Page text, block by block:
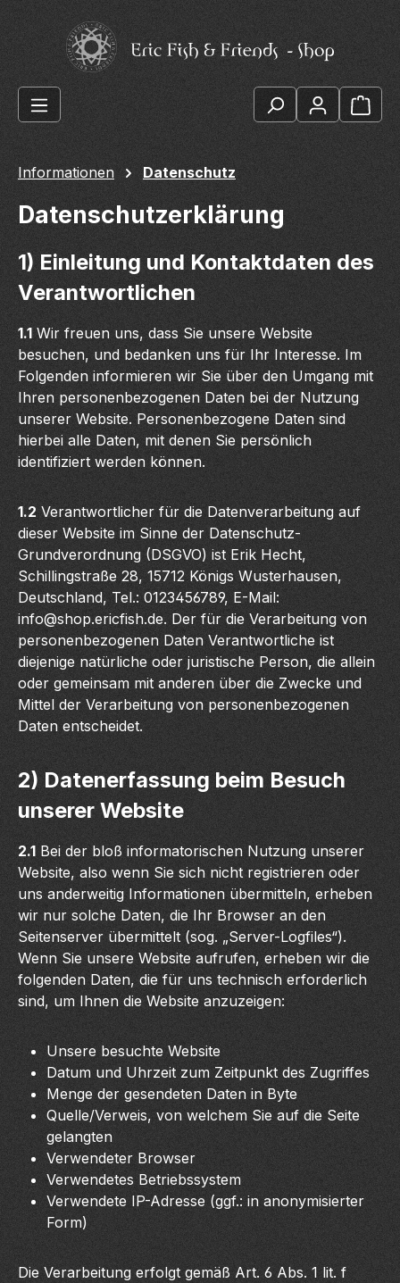
Zum Hauptinhalt springen
Informationen Datenschutz
Datenschutzerklärung
1) Einleitung und Kontaktdaten des
Verantwortlichen
1.1Wir freuen uns, dass Sie unsere Website
besuchen, und bedanken uns für Ihr Interesse. Im
Folgenden informieren wir Sie über den Umgang mit
Ihren personenbezogenen Daten bei der Nutzung
unserer Website. Personenbezogene Daten sind
hierbei alle Daten, mit denen Sie persönlich
identifiziert werden können.
1.2 Verantwortlicher für die Datenverarbeitung auf
dieser Website im Sinne der Datenschutz-
Grundverordnung (DSGVO) ist Erik Hecht,
Schillingstraße 28, 15712 Königs Wusterhausen,
Deutschland, Tel.: 0123456789, E-Mail:
info@shop.ericfish.de. Der für die Verarbeitung von
personenbezogenen Daten Verantwortliche ist
diejenige natürliche oder juristische Person, die allein
oder gemeinsam mit anderen über die Zwecke und
Mittel der Verarbeitung von personenbezogenen
Daten entscheidet.
2) Datenerfassung beim Besuch
unserer Website
2.1 Bei der bloß informatorischen Nutzung unserer
Website, also wenn Sie sich nicht registrieren oder
uns anderweitig Informationen übermitteln, erheben
wir nur solche Daten, die Ihr Browser an den
Seitenserver übermittelt (sog. „Server-Logfiles“).
Wenn Sie unsere Website aufrufen, erheben wir die
folgenden Daten, die für uns technisch erforderlich
sind, um Ihnen die Website anzuzeigen:
Unsere besuchte Website
Datum und Uhrzeit zum Zeitpunkt des Zugriffes
Menge der gesendeten Daten in Byte
Quelle/Verweis, von welchem Sie auf die Seite
gelangten
Verwendeter Browser
Verwendetes Betriebssystem
Verwendete IP-Adresse (ggf.: in anonymisierter
Form)
Die Verarbeitung erfolgt gemäß Art. 6 Abs. 1 lit. f